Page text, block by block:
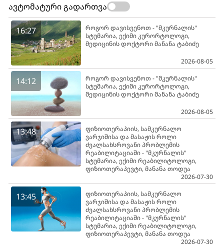
ავტომატური გადართვა
16:27
როგორ დავისვენოთ - "მკურნალის"
სტუმარია, ექიმი კურორტოლოგი,
მედიცინის დოქტორი მანანა ტაბიძე
2026-08-05
14:12
როგორ დავისვენოთ - "მკურნალის"
სტუმარია, ექიმი კურორტოლოგი,
მედიცინის დოქტორი მანანა ტაბიძე
2026-08-05
13:48
ფიზიოთერაპიის, სამკურნალო
ვარჯიშისა და მასაჟის როლი
ძვალსახსროვანი პრობლემის
რეაბილიტაციაში - "მკურნალის"
სტუმარია, ექიმი რეაბილიტოლოგი,
ფიზიოთერაპევტი, მანანა თოდუა
2026-07-30
13:45
ფიზიოთერაპიის, სამკურნალო
ვარჯიშისა და მასაჟის როლი
ძვალსახსროვანი პრობლემის
რეაბილიტაციაში - "მკურნალის"
სტუმარია, ექიმი რეაბილიტოლოგი,
ფიზიოთერაპევტი, მანანა თოდუა
2026-07-30